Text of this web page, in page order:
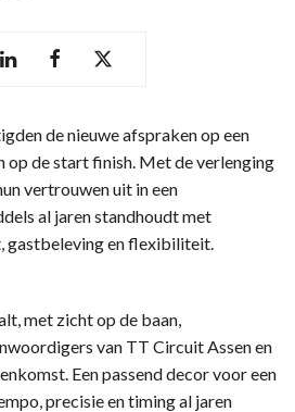
de nieuwe afspraken op een
op de start finish. Met de verlenging
vertrouwen uit in een
al jaren standhoudt met
gastbeleving en flexibiliteit.
met zicht op de baan,
van TT Circuit Assen en
Een passend decor voor een
precisie en timing al jaren